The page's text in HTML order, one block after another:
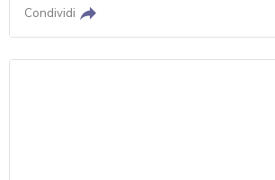
Condividi